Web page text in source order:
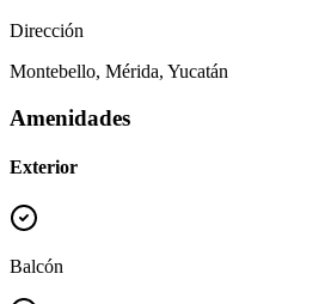
Dirección
Montebello, Mérida, Yucatán
Amenidades
Exterior
Balcón